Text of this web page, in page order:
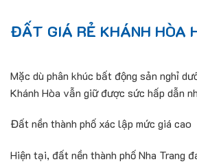
ĐẤT GIÁ RẺ KHÁNH HÒA
Mặc dù phân khúc bất động sản nghỉ
Khánh Hòa vẫn giữ được sức hấp dẫn
Đất nền thành phố xác lập mức giá cao
Hiện tại, đất nền thành phố Nha Trang